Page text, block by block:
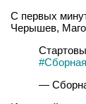
С первых
Черышев,
—